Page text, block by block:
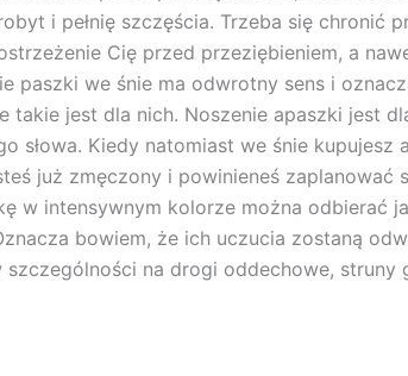
i pełnię szczęścia. Trzeba się chronić
Cię przed przeziębieniem, a
paszki we śnie ma odwrotny sens i
jest dla nich. Noszenie apaszki jest
słowa. Kiedy natomiast we śnie
już zmęczony i powinieneś
w intensywnym kolorze można odbierać
bowiem, że ich uczucia zostaną
na drogi oddechowe, struny